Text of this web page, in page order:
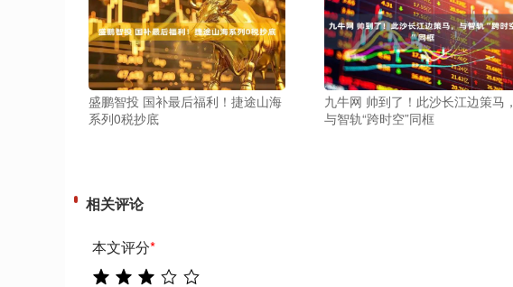
盛鹏智投 国补最后福利！捷途山海
系列0税抄底
九牛网 帅到了！此沙长江边策马，
与智轨“跨时空”同框
相关评论
本文评分*